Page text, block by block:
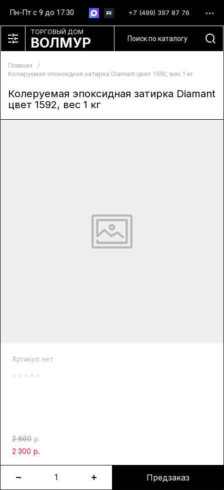
Пн-Пт с 9 до 17.30 +7 (499) 397 87 76
ТОРГОВЫЙ ДОМ
ВОЛМУР
Главная
/
Колеруемая эпоксидная затирка Diamant цвет 1592, вес 1 кг
Колеруемая эпоксидная затирка Diamant
цвет 1592, вес 1 кг
Артикул: нет
2 860 р.
2 300 р.
Предзаказ